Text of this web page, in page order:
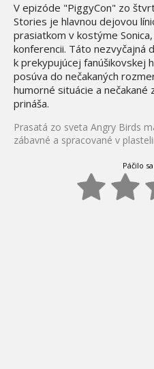
V epizóde "PiggyCon" zo
Stories je hlavnou dejovou
prasiatkom v kostýme
konferencii. Táto nezvyčajná
k prekypujúcej fanúšikovskej
posúva do nečakaných
humorné situácie a
prináša.
Prasatá zo sveta Angry Birds
zábavné a spracované v
Páčilo